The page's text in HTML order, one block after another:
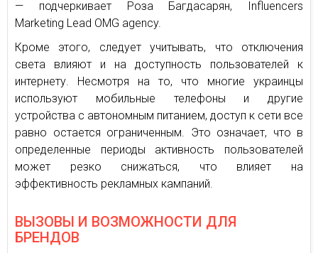
— подчеркивает Роза Багдасарян, Influencers
Marketing Lead OMG agency.
Кроме этого, следует учитывать, что отключения
света влияют и на доступность пользователей к
интернету. Несмотря на то, что многие украинцы
используют мобильные телефоны и другие
устройства с автономным питанием, доступ к сети все
равно остается ограниченным. Это означает, что в
определенные периоды активность пользователей
может резко снижаться, что влияет на
эффективность рекламных кампаний.
ВЫЗОВЫ И ВОЗМОЖНОСТИ ДЛЯ
БРЕНДОВ